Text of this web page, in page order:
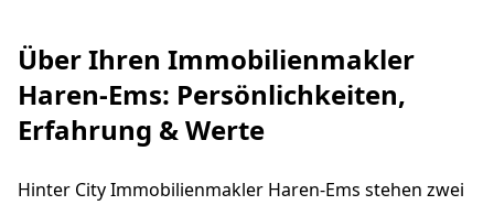
Über Ihren Immobilienmakler
Haren-Ems: Persönlichkeiten,
Erfahrung & Werte
Hinter City Immobilienmakler Haren-Ems stehen zwei